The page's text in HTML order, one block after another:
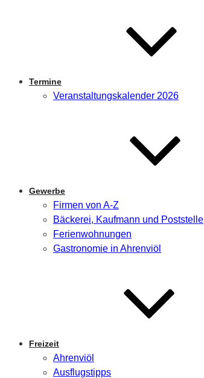
Termine
Veranstaltungskalender 2026
Gewerbe
Firmen von A-Z
Bäckerei, Kaufmann und Poststelle
Ferienwohnungen
Gastronomie in Ahrenviöl
Freizeit
Ahrenviöl
Ausflugstipps